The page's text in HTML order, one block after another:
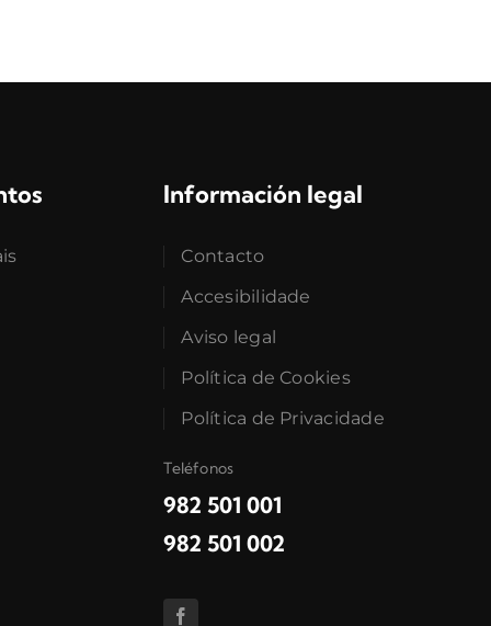
Información legal
Contacto
Accesibilidade
Aviso legal
Política de Cookies
Política de Privacidade
Teléfonos
982 501 001
982 501 002